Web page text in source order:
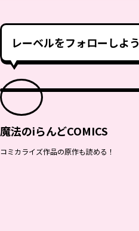
レーベルをフォローしよ
魔法のiらんどCOMICS
コミカライズ作品の原作も読める！